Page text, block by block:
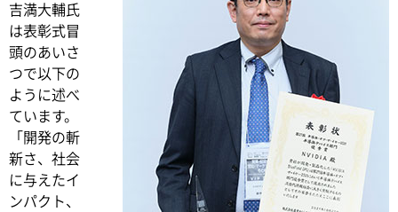
吉満大輔氏
は表彰式冒
頭のあいさ
つで以下の
ように述べ
ています。
「開発の斬
新さ、社会
に与えたイ
ンパクト、